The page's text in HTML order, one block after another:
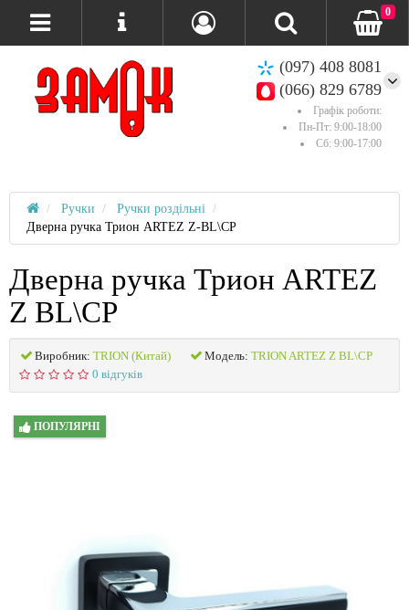
(097) 408 8081
(066) 829 6789
Графік роботи:
Пн-Пт: 9:00-18:00
Сб: 9:00-17:00
0
Ручки
Ручки роздільні
Дверна ручка Трион ARTEZ Z-BL\CP
Дверна ручка Трион ARTEZ
Z BL\CP
Виробник: TRION (Китай) Модель: TRION ARTEZ Z BL\CP
0 відгуків
ПОПУЛЯРНІ